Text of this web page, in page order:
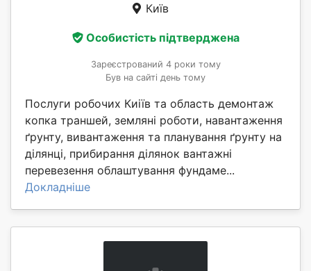
Київ
Особистість підтверджена
Зареєстрований 4 роки тому
Був на сайті день тому
Послуги робочих Киіїв та область демонтаж
копка траншей, земляні роботи, навантаження
ґрунту, вивантаження та планування ґрунту на
ділянці, прибирання ділянок вантажні
перевезення облаштування фундаме...
Докладніше